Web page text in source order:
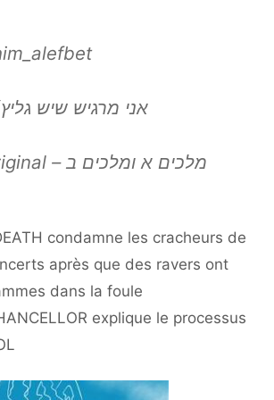
אני מרגיש שיש
♬ son original – מלכים א ומלכים ב
condamne les cracheurs de
après que des ravers ont
dans la foule
explique le processus